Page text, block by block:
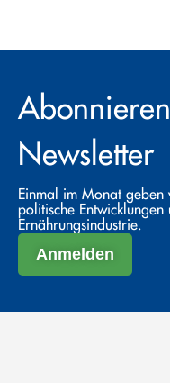
Newsletter
Einmal im Monat geben
politische
Ernährungsindustrie.
Anmelden